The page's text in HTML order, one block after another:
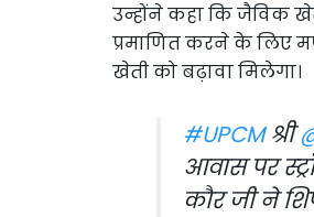
उन्होंने कहा कि जैविक
प्रमाणित करने के लिए
खेती को बढ़ावा मिलेगा।
#UPCMश्री
आवास पर
कौर जी ने